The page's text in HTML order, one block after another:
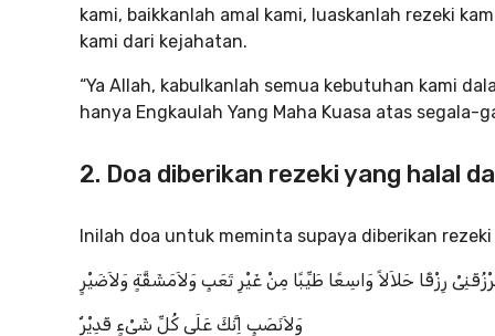
kami, baikkanlah amal kami, luaskanlah rezeki
kami dari kejahatan.
“Ya Allah, kabulkanlah semua kebutuhan kami
hanya Engkaulah Yang Maha Kuasa atas segala-
2. Doa diberikan rezeki yang halal
Inilah doa untuk meminta supaya diberikan
رِزْقًا حَلاَلاً وَاسِعًا طَيِّبًا مِنْ غَيْرِ تَعَبٍ وَلاَمَشَقَّةٍ وَلاَضَيْرٍ
وَلاَنَصَبٍ اِنَّكَ عَلَى كُلِّ شَىْءٍ قَدِيْرٌ